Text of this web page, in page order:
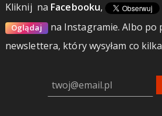
Kliknij na Facebooku,
Oglądaj na Instagramie.Albo po
newslettera, który wysyłam co